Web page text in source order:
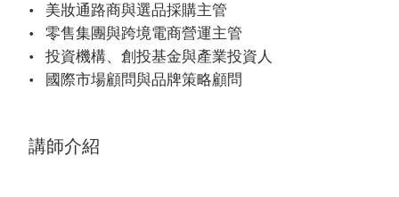
美妝通路商與選品採購主管
零售集團與跨境電商營運主管
投資機構、創投基金與產業投資人
國際市場顧問與品牌策略顧問
講師介紹